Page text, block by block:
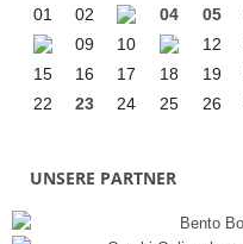
01 02 04 05
09
10 12
15
16 17 18 19
22
23 24 25 26
UNSERE PARTNER